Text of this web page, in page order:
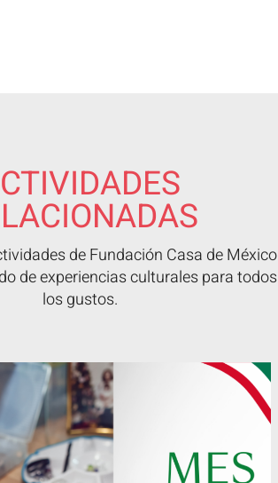
de Fundación Casa de México
de experiencias culturales para todos
los gustos.